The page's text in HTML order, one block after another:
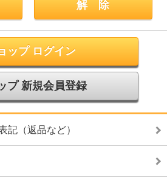
ップ ログイン
プ 新規会員登録
記（返品など）